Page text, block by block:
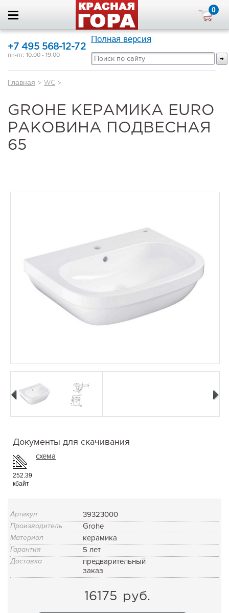
0
+7 495 568-12-72
пн-пт: 10.00 - 19.00
Полная версия
Главная > WC >
GROHE КЕРАМИКА EURO
РАКОВИНА ПОДВЕСНАЯ
65
Документы для скачивания
252.39
кбайт
схема
Артикул 39323000
Производитель Grohe
Материал керамика
Гарантия 5 лет
Доставка
предварительный
заказ
16175 руб.